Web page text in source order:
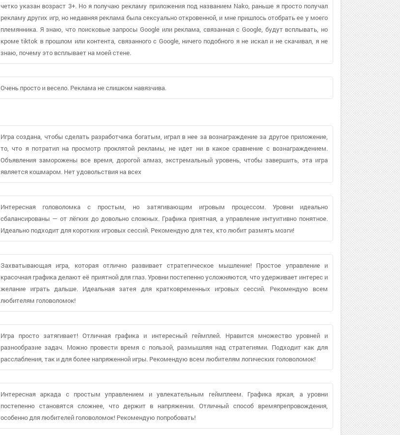
четко указан возраст 3+. Но я получаю рекламу приложения под названием Nako, раньше я просто получал
рекламу других игр, но недавняя реклама была сексуально откровенной, и мне пришлось отобрать ее у моего
племянника. Я знаю, что поисковые запросы Google или реклама, связанная с Google, будут всплывать, но
кроме tiktok в прошлом или контента, связанного с Google, ничего подобного я не искал и не скачивал, я не
знаю, почему это всплывает на моей стене.
Очень просто и весело. Реклама не слишком навязчива.
Игра создана, чтобы сделать разработчика богатым, играл в нее за вознаграждение за другое приложение,
то, что я потратил на просмотр проклятой рекламы, не идет ни в какое сравнение с вознаграждением.
Объявления заморожены все время, дорогой алмаз, экстремальный уровень, чтобы завершить, эта игра
является кошмаром. Нет удовольствия на всех
Интересная головоломка с простым, но затягивающим игровым процессом. Уровни идеально
сбалансированы — от лёгких до довольно сложных. Графика приятная, а управление интуитивно понятное.
Идеально подходит для коротких игровых сессий. Рекомендую для тех, кто любит размять мозги!
Захватывающая игра, которая отлично развивает стратегическое мышление! Простое управление и
красочная графика делают её приятной для глаз. Уровни постепенно усложняются, что удерживает интерес и
желание играть дальше. Идеальная затея для кратковременных игровых сессий. Рекомендую всем
любителям головоломок!
Игра просто затягивает! Отличная графика и интересный геймплей. Нравится множество уровней и
разнообразие задач. Можно провести время с пользой, размышляя над стратегиями. Подходит как для
расслабления, так и для более напряженной игры. Рекомендую всем любителям логических головоломок!
Интересная аркада с простым управлением и увлекательным геймплеем. Графика яркая, а уровни
постепенно становятся сложнее, что держит в напряжении. Отличный способ времяпрепровождения,
особенно для любителей головоломок! Рекомендую попробовать!